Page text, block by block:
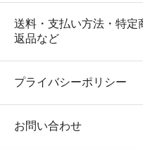
送料・支払い方法・特定
返品など
プライバシーポリシー
お問い合わせ